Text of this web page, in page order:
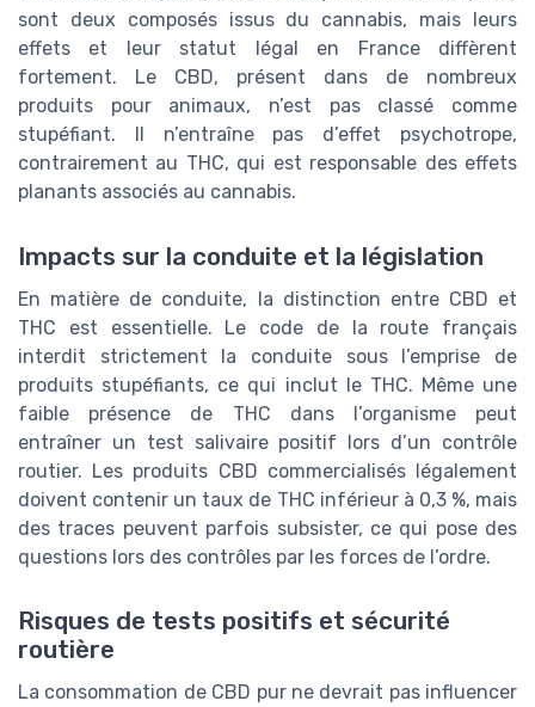
sont deux composés issus du cannabis, mais leurs
effets et leur statut légal en France diffèrent
fortement. Le CBD, présent dans de nombreux
produits pour animaux, n’est pas classé comme
stupéfiant. Il n’entraîne pas d’effet psychotrope,
contrairement au THC, qui est responsable des effets
planants associés au cannabis.
Impacts sur la conduite et la législation
En matière de conduite, la distinction entre CBD et
THC est essentielle. Le code de la route français
interdit strictement la conduite sous l’emprise de
produits stupéfiants, ce qui inclut le THC. Même une
faible présence de THC dans l’organisme peut
entraîner un test salivaire positif lors d’un contrôle
routier. Les produits CBD commercialisés légalement
doivent contenir un taux de THC inférieur à 0,3 %, mais
des traces peuvent parfois subsister, ce qui pose des
questions lors des contrôles par les forces de l’ordre.
Risques de tests positifs et sécurité
routière
La consommation de CBD pur ne devrait pas influencer